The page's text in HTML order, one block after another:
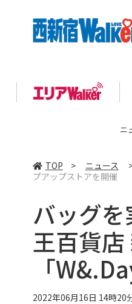
ニ
TOP > ニュース
プアップストアを開催
バッグ
王百貨
「
2022年06月16日 14時20